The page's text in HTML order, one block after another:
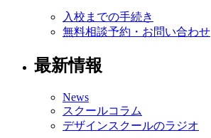
入校までの手続き
無料相談予約・お問い合わせ
最新情報
News
スクールコラム
デザインスクールのラジオ